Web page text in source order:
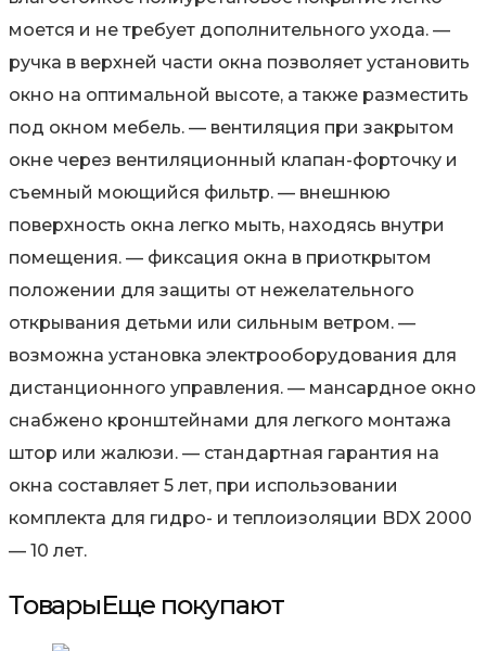
моется и не требует дополнительного ухода. —
ручка в верхней части окна позволяет установить
окно на оптимальной высоте, а также разместить
под окном мебель. — вентиляция при закрытом
окне через вентиляционный клапан-форточку и
съемный моющийся фильтр. — внешнюю
поверхность окна легко мыть, находясь внутри
помещения. — фиксация окна в приоткрытом
положении для защиты от нежелательного
открывания детьми или сильным ветром. —
возможна установка электрооборудования для
дистанционного управления. — мансардное окно
снабжено кронштейнами для легкого монтажа
штор или жалюзи. — стандартная гарантия на
окна составляет 5 лет, при использовании
комплекта для гидро- и теплоизоляции BDX 2000
— 10 лет.
ТоварыЕще покупают